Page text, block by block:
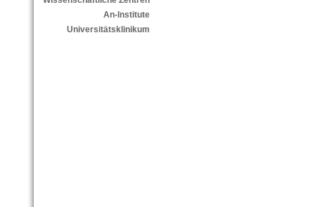
An-Institute
Universitätsklinikum